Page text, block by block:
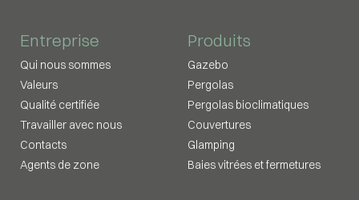
Entreprise
Qui nous sommes
Valeurs
Qualité certifiée
Travailler avec nous
Contacts
Agents de zone
Produits
Gazebo
Pergolas
Pergolas bioclimatiques
Couvertures
Glamping
Baies vitrées et fermetures